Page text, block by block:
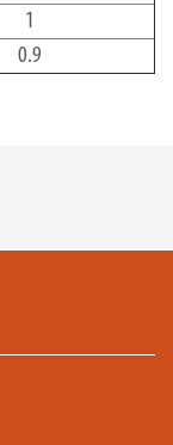
1
0.9